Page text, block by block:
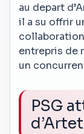
au depart
il a su offrir
entrepris de
un
PSG